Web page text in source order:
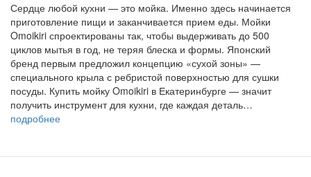
Сердце любой кухни — это мойка. Именно здесь начинается
приготовление пищи и заканчивается прием еды. Мойки
Omoikiri спроектированы так, чтобы выдерживать до 500
циклов мытья в год, не теряя блеска и формы. Японский
бренд первым предложил концепцию «сухой зоны» —
специального крыла с ребристой поверхностью для сушки
посуды. Купить мойку Omoikiri в Екатеринбурге — значит
получить инструмент для кухни, где каждая деталь…
подробнее